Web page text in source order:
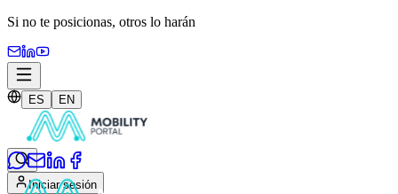
Si no te posicionas, otros lo harán
ES EN
Iniciar sesión